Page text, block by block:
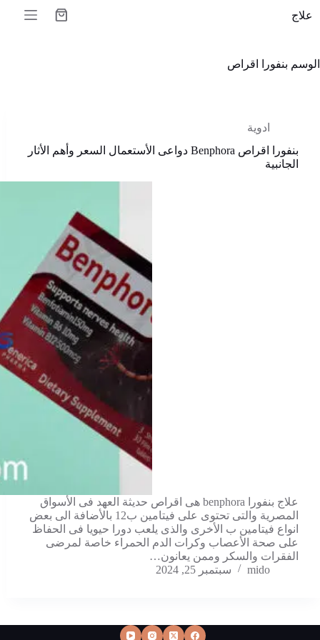
إلىعلاج
عربة
الوسم بنفورا اقراص
ادوية
بنفورا اقراص Benphora دواعى الأستعمال السعر وأهم الأثار
الجانبية
علاج بنفورا benphora هى اقراص حديثة العهد فى الأسواق
المصرية والتى تحتوى على فيتامين ب12 بالأضافة الى بعض
انواع فيتامين ب الأخرى والذى يلعب دورا حيويا فى الحفاظ
على صحة الأعصاب وكرات الدم الحمراء خاصة لمرضى
الفقرات والسكر وممن يعانون…
mido
سبتمبر 25, 2024